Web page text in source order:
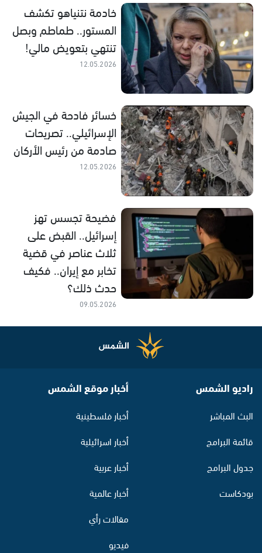
خادمة نتنياهو تكشف
المستور.. طماطم وبصل
تنتهي بتعويض مالي!
12.05.2026
خسائر فادحة في الجيش
الإسرائيلي.. تصريحات
صادمة من رئيس الأركان
12.05.2026
فضيحة تجسس تهز
إسرائيل.. القبض على
ثلاث عناصر في قضية
تخابر مع إيران.. فكيف
حدث ذلك؟
09.05.2026
راديو الشمس
البث المباشر
قائمة البرامج
جدول البرامج
بودكاست
أخبار موقع الشمس
أخبار فلسطينية
أخبار اسرائيلية
أخبار عربية
أخبار عالمية
مقالات رأي
فيديو